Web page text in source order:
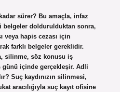
sürer? Bu amaçla, infaz
belgeler doldurulduktan sonra,
veya hapis cezası için
farklı belgeler gereklidir.
silinme, söz konusu iş
günü içinde gerçekleşir. Adli
Suç kaydınızın silinmesi,
aracılığıyla suç kayıt ofisine